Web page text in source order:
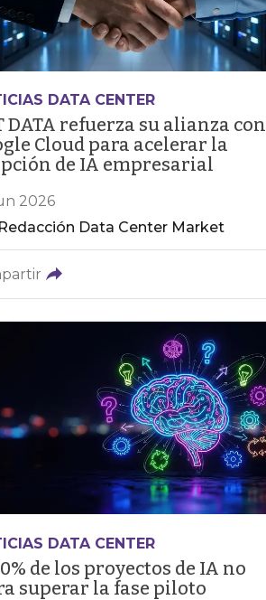
DATA CENTER
DATA refuerza su alianza con
Cloud para acelerar la
de IA empresarial
2026
Redacción Data Center Market
DATA CENTER
de los proyectos de IA no
superar la fase piloto